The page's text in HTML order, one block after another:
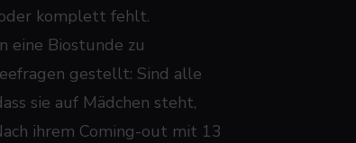
komplett fehlt.
eine Biostunde zu
gestellt: Sind alle
sie auf Mädchen steht,
ihrem Coming-out mit 13